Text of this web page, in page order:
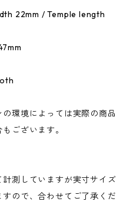
22mm / Temple length
環境によっては実際の商品
ございます。
測していますが実寸サイズ
ので、合わせてご了承くだ